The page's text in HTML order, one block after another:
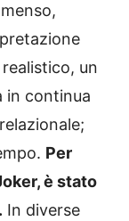
un
in continua
Per
è stato
In diverse